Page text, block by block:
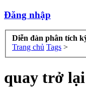
Đăng nhập
Diễn đàn phân tích
Trang chủ Tags >
quay trở